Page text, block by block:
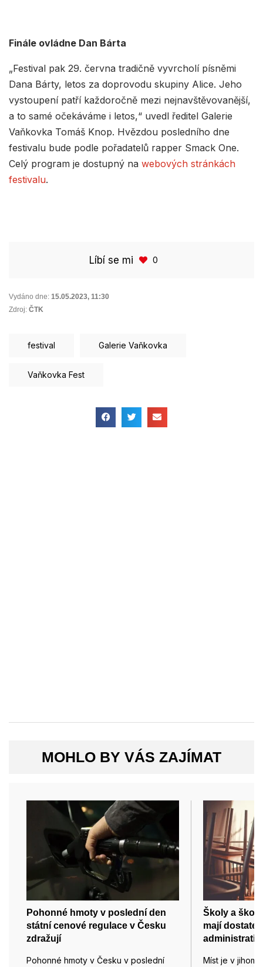
Finále ovládne Dan Bárta
„Festival pak 29. června tradičně vyvrcholí písněmi
Dana Bárty, letos za doprovodu skupiny Alice. Jeho
vystoupení patří každoročně mezi nejnavštěvovanější,
a to samé očekáváme i letos,“ uvedl ředitel Galerie
Vaňkovka Tomáš Knop. Hvězdou posledního dne
festivalu bude podle pořadatelů rapper Smack One.
Celý program je dostupný na webových stránkách
festivalu.
Líbí se mi 0
Vydáno dne: 15.05.2023, 11:30
Zdroj: ČTK
festival Galerie Vaňkovka
Vaňkovka Fest
MOHLO BY VÁS ZAJÍMAT
Pohonné hmoty v poslední den
státní cenové regulace v Česku
zdražují
Pohonné hmoty v Česku v poslední
Školy a
mají
Míst je v